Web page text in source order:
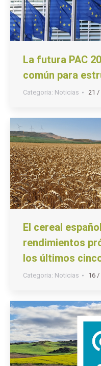
La futura PAC
común para
Categoria: Noticias 21 /
El cereal
rendimientos
los últimos
Categoria: Noticias 16 /